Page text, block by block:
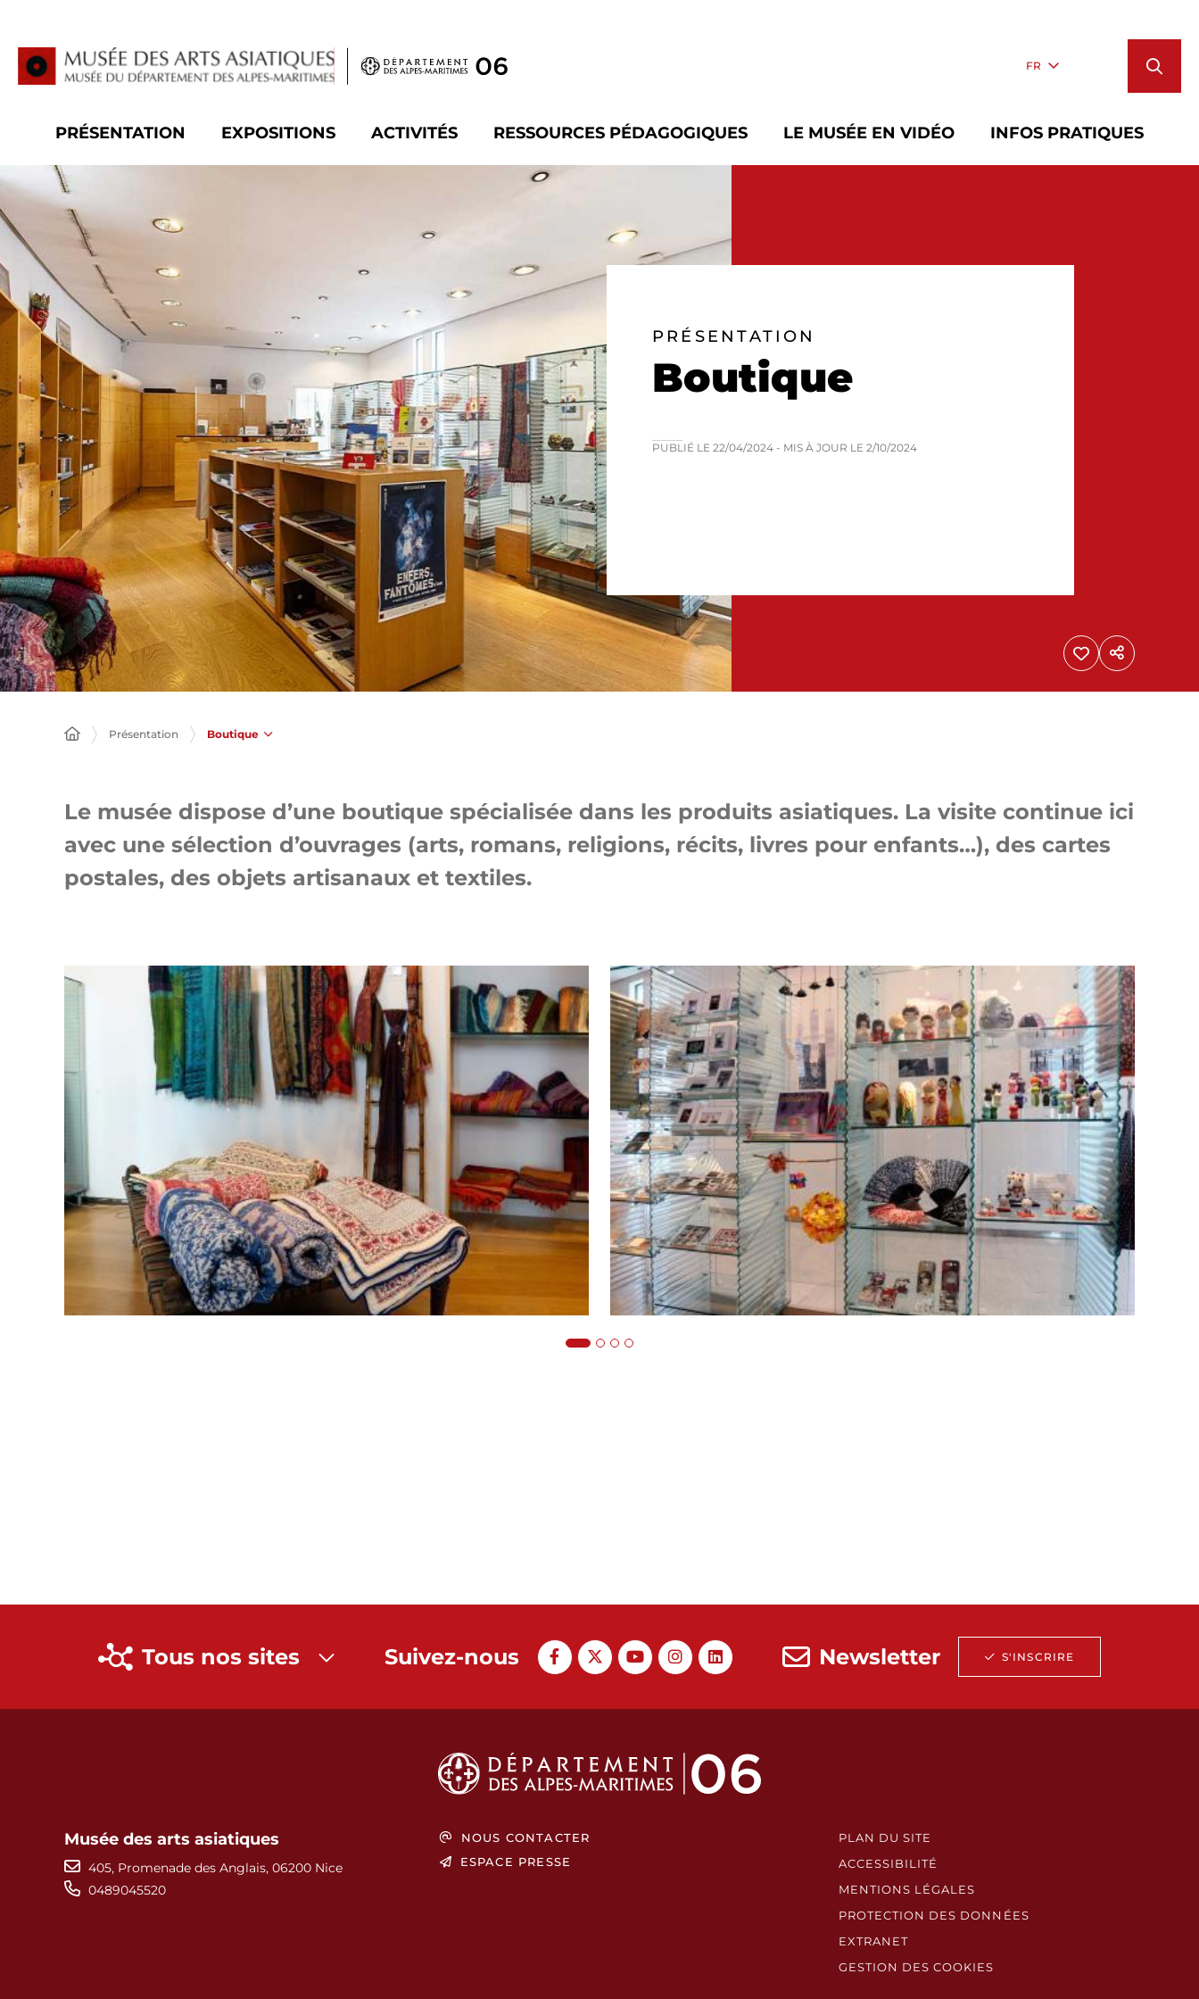
FR
PRÉSENTATION EXPOSITIONS ACTIVITÉS RESSOURCES PÉDAGOGIQUES LE MUSÉE EN VIDÉO INFOS PRATIQUES
PRÉSENTATION
Boutique
PUBLIÉ LE 22/04/2024 - MIS À JOUR LE 2/10/2024
Présentation Boutique
Le musée dispose d’une boutique spécialisée dans les produits asiatiques. La visite continue ici
avec une sélection d’ouvrages (arts, romans, religions, récits, livres pour enfants…), des cartes
postales, des objets artisanaux et textiles.
Tous nos sites Suivez-nous Newsletter S'INSCRIRE
Musée des arts asiatiques
405, Promenade des Anglais, 06200 Nice
0489045520
NOUS CONTACTER
ESPACE PRESSE
PLAN DU SITE
ACCESSIBILITÉ
MENTIONS LÉGALES
PROTECTION DES DONNÉES
EXTRANET
GESTION DES COOKIES